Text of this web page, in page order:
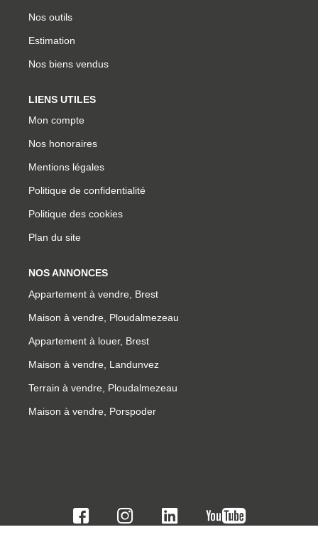
Nos outils
Estimation
Nos biens vendus
LIENS UTILES
Mon compte
Nos honoraires
Mentions légales
Politique de confidentialité
Politique des cookies
Plan du site
NOS ANNONCES
Appartement à vendre, Brest
Maison à vendre, Ploudalmezeau
Appartement à louer, Brest
Maison à vendre, Landunvez
Terrain à vendre, Ploudalmezeau
Maison à vendre, Porspoder